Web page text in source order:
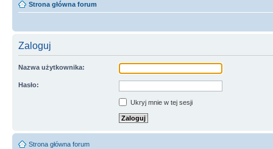
Strona główna forum
Zaloguj
Nazwa użytkownika:
Hasło:
Ukryj mnie w tej sesji
Strona główna forum